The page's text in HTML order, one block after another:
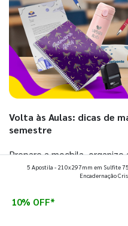
Volta às Aulas: dicas de
semestre
Prepare a mochila,
que fazem toda diferença
5 Apostila - 210x297mm em Sulfite
Encadernação
10% OFF*